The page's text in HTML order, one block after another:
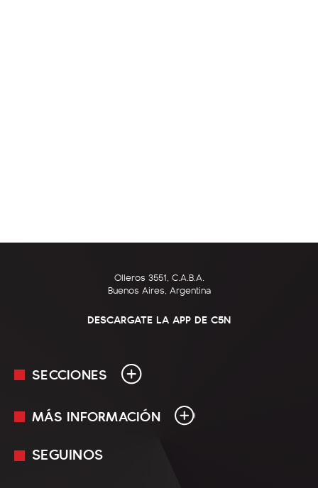
Olleros 3551, C.A.B.A.
Buenos Aires, Argentina
DESCARGATE LA APP DE C5N
SECCIONES
En Vivo
MÁS INFORMACIÓN
Mediakit
SEGUINOS